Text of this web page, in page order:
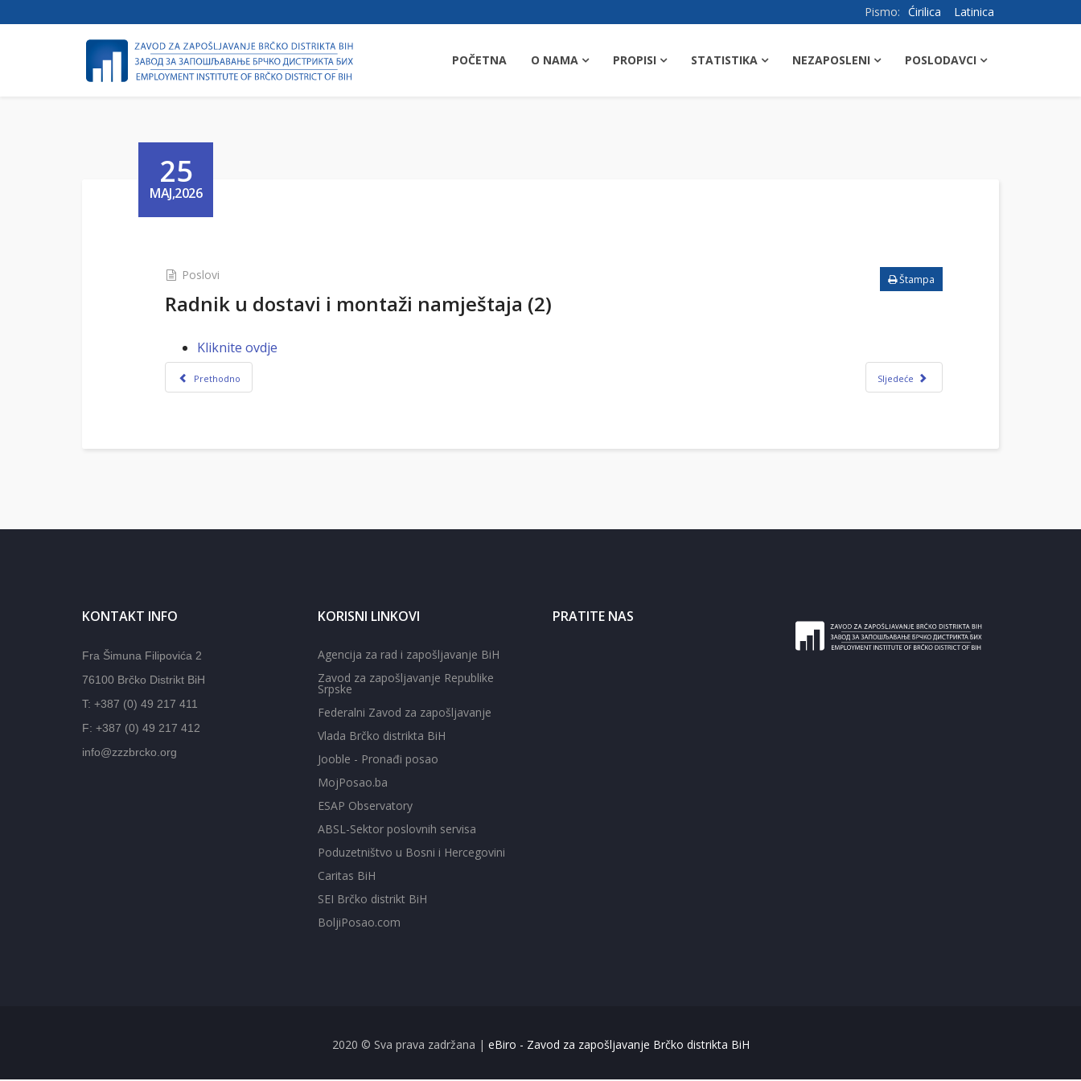
Pismo: Ćirilica Latinica
POČETNA O NAMA PROPISI STATISTIKA NEZAPOSLENI POSLODAVCI
25
MAJ,2026
Štampa
Poslovi
Radnik u dostavi i montaži namještaja (2)
Kliknite ovdje
Prethodno Sljedeće
KONTAKT INFO
Fra Šimuna Filipovića 2
76100 Brčko Distrikt BiH
T: +387 (0) 49 217 411
F: +387 (0) 49 217 412
info@zzzbrcko.org
KORISNI LINKOVI
Agencija za rad i zapošljavanje BiH
Zavod za zapošljavanje Republike
Srpske
Federalni Zavod za zapošljavanje
Vlada Brčko distrikta BiH
Jooble - Pronađi posao
MojPosao.ba
ESAP Observatory
ABSL-Sektor poslovnih servisa
Poduzetništvo u Bosni i Hercegovini
Caritas BiH
SEI Brčko distrikt BiH
BoljiPosao.com
PRATITE NAS
2020 © Sva prava zadržana | eBiro - Zavod za zapošljavanje Brčko distrikta BiH